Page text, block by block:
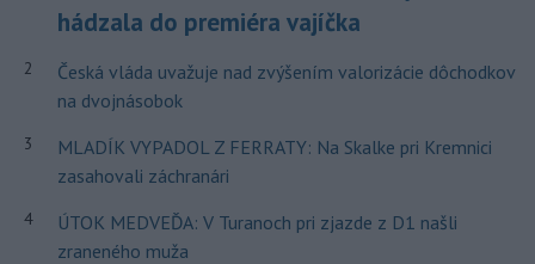
hádzala do premiéra vajíčka
2
Česká vláda uvažuje nad zvýšením valorizácie dôchodkov
na dvojnásobok
3
MLADÍK VYPADOL Z FERRATY: Na Skalke pri Kremnici
zasahovali záchranári
4
ÚTOK MEDVEĎA: V Turanoch pri zjazde z D1 našli
zraneného muža